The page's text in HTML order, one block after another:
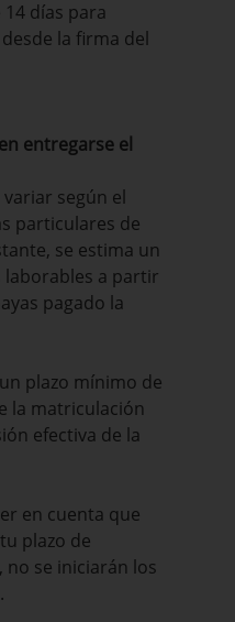
días para
la firma del
entregarse el
según el
particulares de
se estima un
laborables a partir
pagado la
plazo mínimo de
la matriculación
efectiva de la
en cuenta que
plazo de
no se iniciarán los